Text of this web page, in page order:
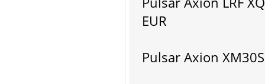
EUR
Pulsar Axion